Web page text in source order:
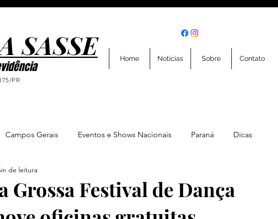
SASSE
SASSE
PR
Home Noticias Sobre Contato
Campos Gerais Eventos e Shows Nacionais Paraná Dicas
Grossa Festival de Dança
de leitura